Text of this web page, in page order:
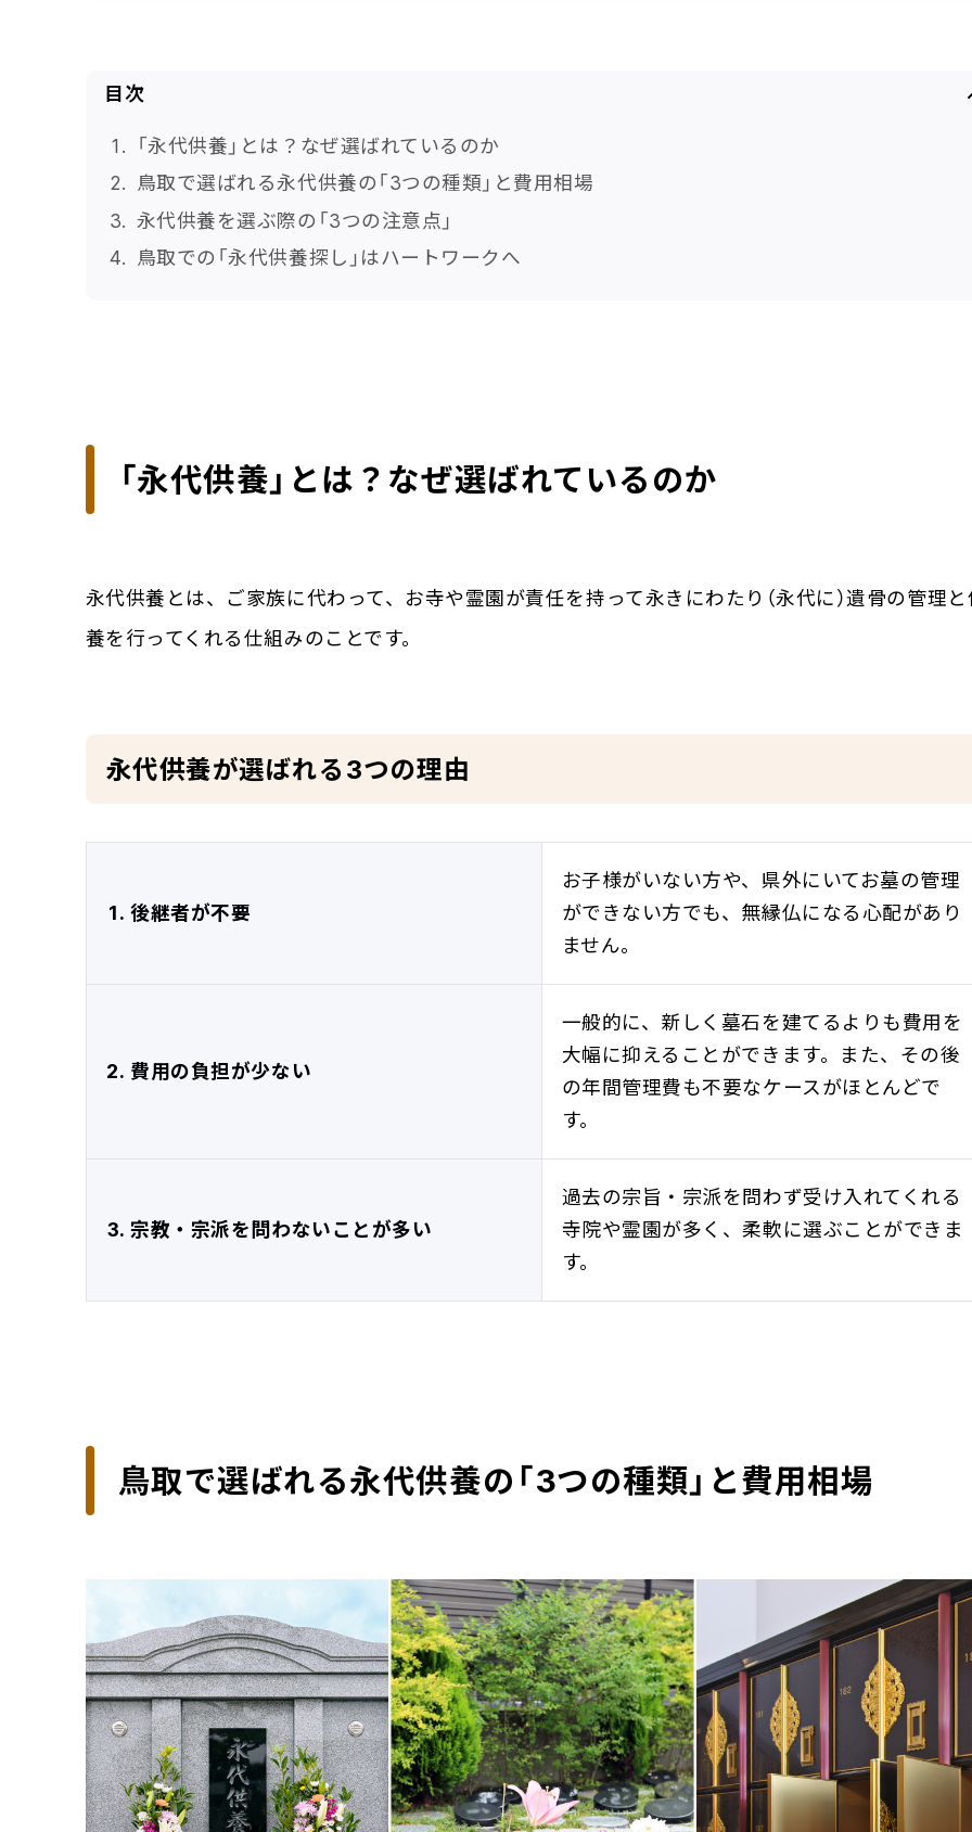
目次
「永代供養」とは？なぜ選ばれているのか
鳥取で選ばれる永代供養の「3つの種類」と費用相場
永代供養を選ぶ際の「3つの注意点」
鳥取での「永代供養探し」はハートワークへ
「永代供養」とは？なぜ選ばれているのか
永代供養とは、ご家族に代わって、お寺や霊園が責任を持って永きにわたり（永代に）遺骨の管理と
養を行ってくれる仕組みのことです。
永代供養が選ばれる3つの理由
1. 後継者が不要
お子様がいない方や、県外にいてお墓の管理
ができない方でも、無縁仏になる心配があり
ません。
2. 費用の負担が少ない
一般的に、新しく墓石を建てるよりも費用を
大幅に抑えることができます。また、その後
の年間管理費も不要なケースがほとんどで
す。
3. 宗教・宗派を問わないことが多い
過去の宗旨・宗派を問わず受け入れてくれる
寺院や霊園が多く、柔軟に選ぶことができま
す。
鳥取で選ばれる永代供養の「3つの種類」と費用相場